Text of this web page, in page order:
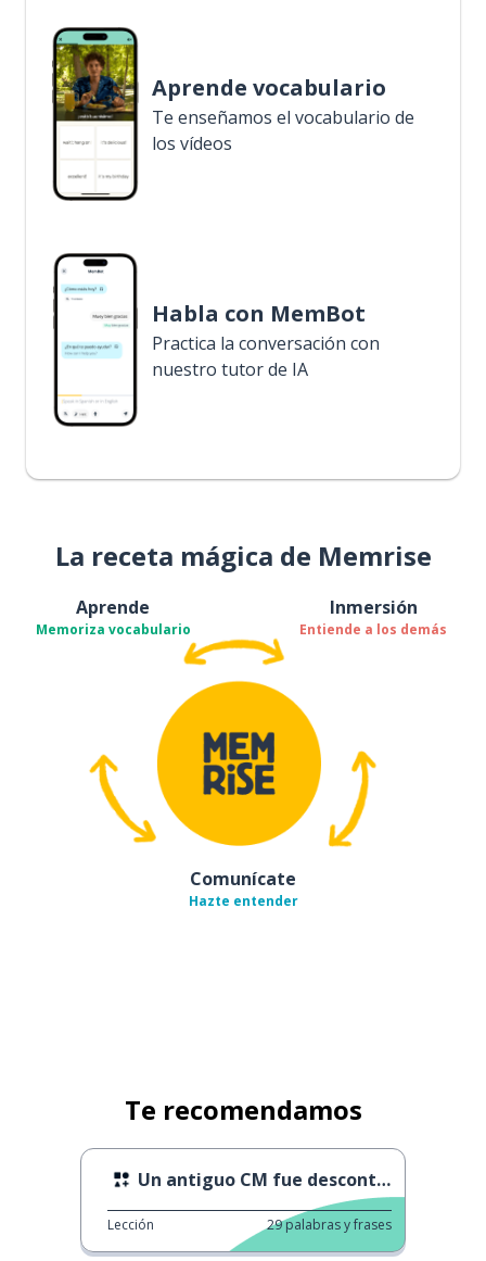
Aprende vocabulario
Te enseñamos el vocabulario de
los vídeos
Habla con MemBot
Practica la conversación con
nuestro tutor de IA
La receta mágica de Memrise
Aprende
Memoriza vocabulario
Inmersión
Entiende a los demás
Comunícate
Hazte entender
Te recomendamos
Un antiguo CM fue descontinuado
Lección 29palabras y frases